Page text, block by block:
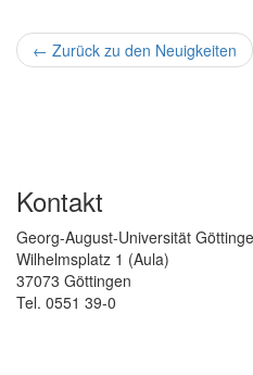
← Zurück zu den Neuigkeiten
Kontakt
Georg-August-Universität
Wilhelmsplatz 1 (Aula)
37073 Göttingen
Tel. 0551 39-0